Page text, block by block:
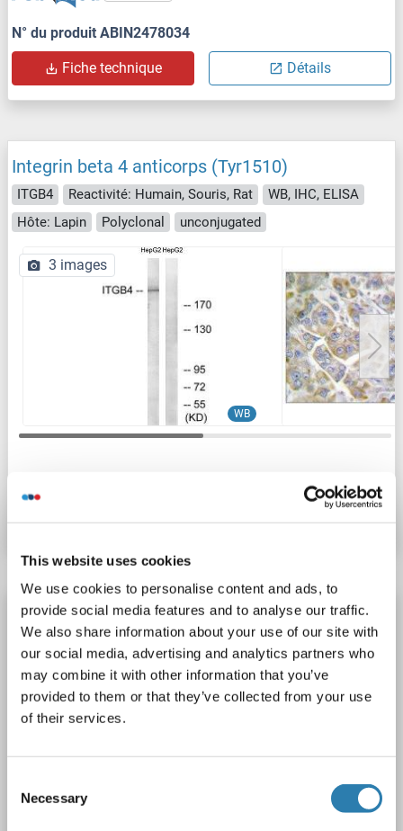
This website uses cookies
We use cookies to personalise content and ads, to
provide social media features and to analyse our traffic.
We also share information about your use of our site with
our social media, advertising and analytics partners who
may combine it with other information that you’ve
provided to them or that they’ve collected from your use
of their services.
Selection
Necessary
N° du produit ABIN2478034
Fiche technique Détails
Integrin beta 4 anticorps (Tyr1510)
ITGB4 Reactivité: Humain, Souris, Rat
WB, IHC, ELISA
Hôte: Lapin
Polyclonal unconjugated
WB
3 images
Integrin beta 4 anticorps (AA 1612-1821)
ITGB4 Reactivité: Humain WB, IF
Hôte: Souris
Monoclonal
7-CD104 unconjugated
2 images